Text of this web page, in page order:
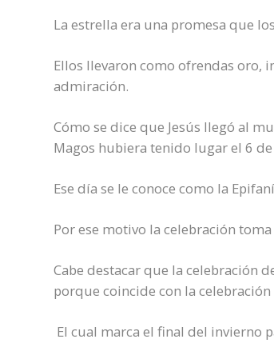
La estrella era una promesa que
Ellos llevaron como ofrendas oro,
admiración.
Cómo se dice que Jesús llegó al
Magos hubiera tenido lugar el 6
Ese día se le conoce como la
Por ese motivo la celebración
Cabe destacar que la celebración
porque coincide con la
El cual marca el final del invierno